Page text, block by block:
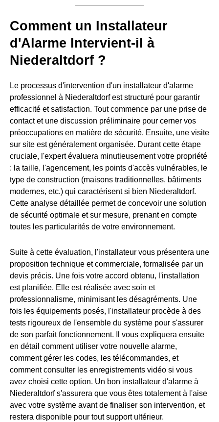
Comment un Installateur
d'Alarme Intervient-il à
Niederaltdorf ?
Le processus d'intervention d'un installateur d'alarme
professionnel à Niederaltdorf est structuré pour garantir
efficacité et satisfaction. Tout commence par une prise de
contact et une discussion préliminaire pour cerner vos
préoccupations en matière de sécurité. Ensuite, une visite
sur site est généralement organisée. Durant cette étape
cruciale, l'expert évaluera minutieusement votre propriété
: la taille, l'agencement, les points d'accès vulnérables, le
type de construction (maisons traditionnelles, bâtiments
modernes, etc.) qui caractérisent si bien Niederaltdorf.
Cette analyse détaillée permet de concevoir une solution
de sécurité optimale et sur mesure, prenant en compte
toutes les particularités de votre environnement.
Suite à cette évaluation, l'installateur vous présentera une
proposition technique et commerciale, formalisée par un
devis précis. Une fois votre accord obtenu, l'installation
est planifiée. Elle est réalisée avec soin et
professionnalisme, minimisant les désagréments. Une
fois les équipements posés, l'installateur procède à des
tests rigoureux de l'ensemble du système pour s'assurer
de son parfait fonctionnement. Il vous expliquera ensuite
en détail comment utiliser votre nouvelle alarme,
comment gérer les codes, les télécommandes, et
comment consulter les enregistrements vidéo si vous
avez choisi cette option. Un bon installateur d'alarme à
Niederaltdorf s'assurera que vous êtes totalement à l'aise
avec votre système avant de finaliser son intervention, et
restera disponible pour tout support ultérieur.